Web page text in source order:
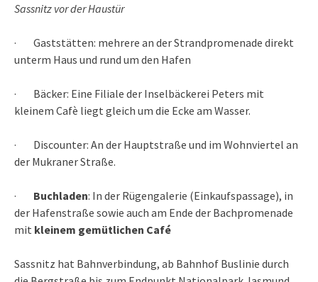
Sassnitz vor der Haustür
·
Gaststätten: mehrere an der Strandpromenade direkt
unterm Haus und rund um den Hafen
·
Bäcker: Eine Filiale der Inselbäckerei Peters mit
kleinem Cafè liegt gleich um die Ecke am Wasser.
·
Discounter: An der Hauptstraße und im Wohnviertel an
der Mukraner Straße.
· Buchladen: In der Rügengalerie (Einkaufspassage), in
der Hafenstraße sowie auch am Ende der Bachpromenade
mit kleinem gemütlichen Café
Sassnitz hat Bahnverbindung, ab Bahnhof Buslinie durch